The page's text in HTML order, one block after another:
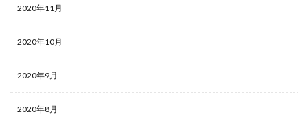
2020年11月
2020年10月
2020年9月
2020年8月